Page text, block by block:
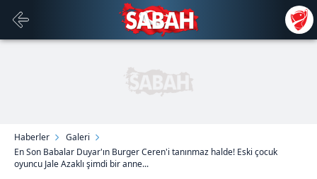
Haberler
Galeri
En Son Babalar Duyar'ın Burger Ceren'i tanınmaz halde! Eski çocuk
oyuncu Jale Azaklı şimdi bir anne...